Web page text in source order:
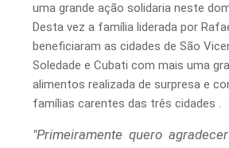
uma grande ação solidaria neste
Desta vez a família liderada por
beneficiaram as cidades de São
Soledade e Cubati com mais uma
alimentos realizada de surpresa e
famílias carentes das três cidades .
"Primeiramente quero